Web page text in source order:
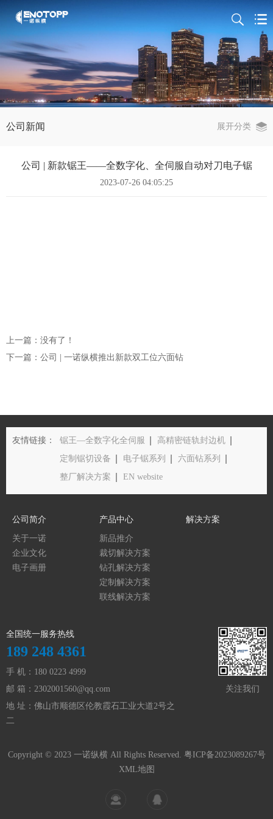
公司新闻 展开分类
公司 | 新款锯王——全数字化、全伺服自动对刀电子锯
2023-07-26 04:05:25
上一篇：没有了！
下一篇：公司 | 一诺纵横推出新款双工位六面钻
友情链接： 锯王—全数字化全伺服
高精密链轨封边机
定制锯切设备
电子锯系列
六面钻系列
整厂解决方案
EN website
公司简介
关于一诺
企业文化
电子画册
产品中心
新品推介
裁切解决方案
钻孔解决方案
定制解决方案
联线解决方案
解决方案
全国统一服务热线
189 248 4361
手 机：180 0223 4999
邮 箱： 2302001560@qq.com
地 址：佛山市顺德区伦教霞石工业大道2号之
二
关注我们
Copyright © 2023 一诺纵横 All Rights Reserved. 粤ICP备2023089267号
XML地图